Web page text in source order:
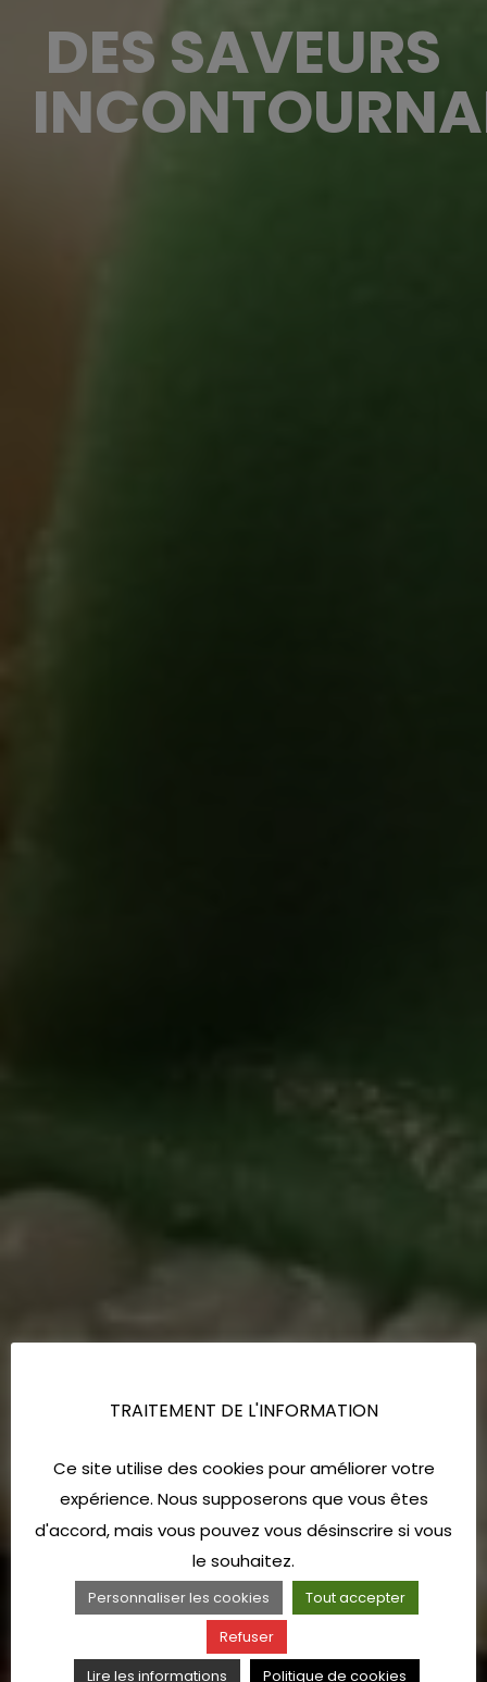
DES SAVEURS
TRAITEMENT DE L'INFORMATION
Ce site utilise des cookies pour améliorer votre
expérience. Nous supposerons que vous êtes
d'accord, mais vous pouvez vous désinscrire si vous
le souhaitez.
Personnaliser les cookies
Tout accepter
Refuser
Lire les informations
Politique de cookies